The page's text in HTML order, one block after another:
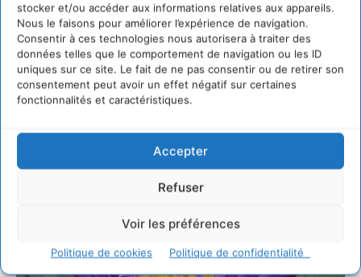
stocker et/ou accéder aux informations relatives aux appareils.
Nous le faisons pour améliorer l’expérience de navigation.
Consentir à ces technologies nous autorisera à traiter des
données telles que le comportement de navigation ou les ID
uniques sur ce site. Le fait de ne pas consentir ou de retirer son
consentement peut avoir un effet négatif sur certaines
fonctionnalités et caractéristiques.
Accepter
Refuser
Voir les préférences
Politique de cookies Politique de confidentialité
L’éco-anxiété informe et l’éco-lucidité transforme
28 juillet 2026
7 indicateurs pour des villes résilientes et durables,
adaptées au changement climatique
27 juillet 2026